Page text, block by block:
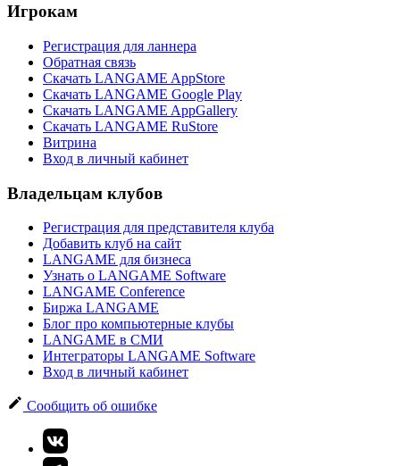
Игрокам
Регистрация для ланнера
Обратная связь
Скачать LANGAME AppStore
Скачать LANGAME Google Play
Скачать LANGAME AppGallery
Скачать LANGAME RuStore
Витрина
Вход в личный кабинет
Владельцам клубов
Регистрация для представителя клуба
Добавить клуб на сайт
LANGAME для бизнеса
Узнать о LANGAME Software
LANGAME Conference
Биржа LANGAME
Блог про компьютерные клубы
LANGAME в СМИ
Интеграторы LANGAME Software
Вход в личный кабинет
Сообщить об ошибке